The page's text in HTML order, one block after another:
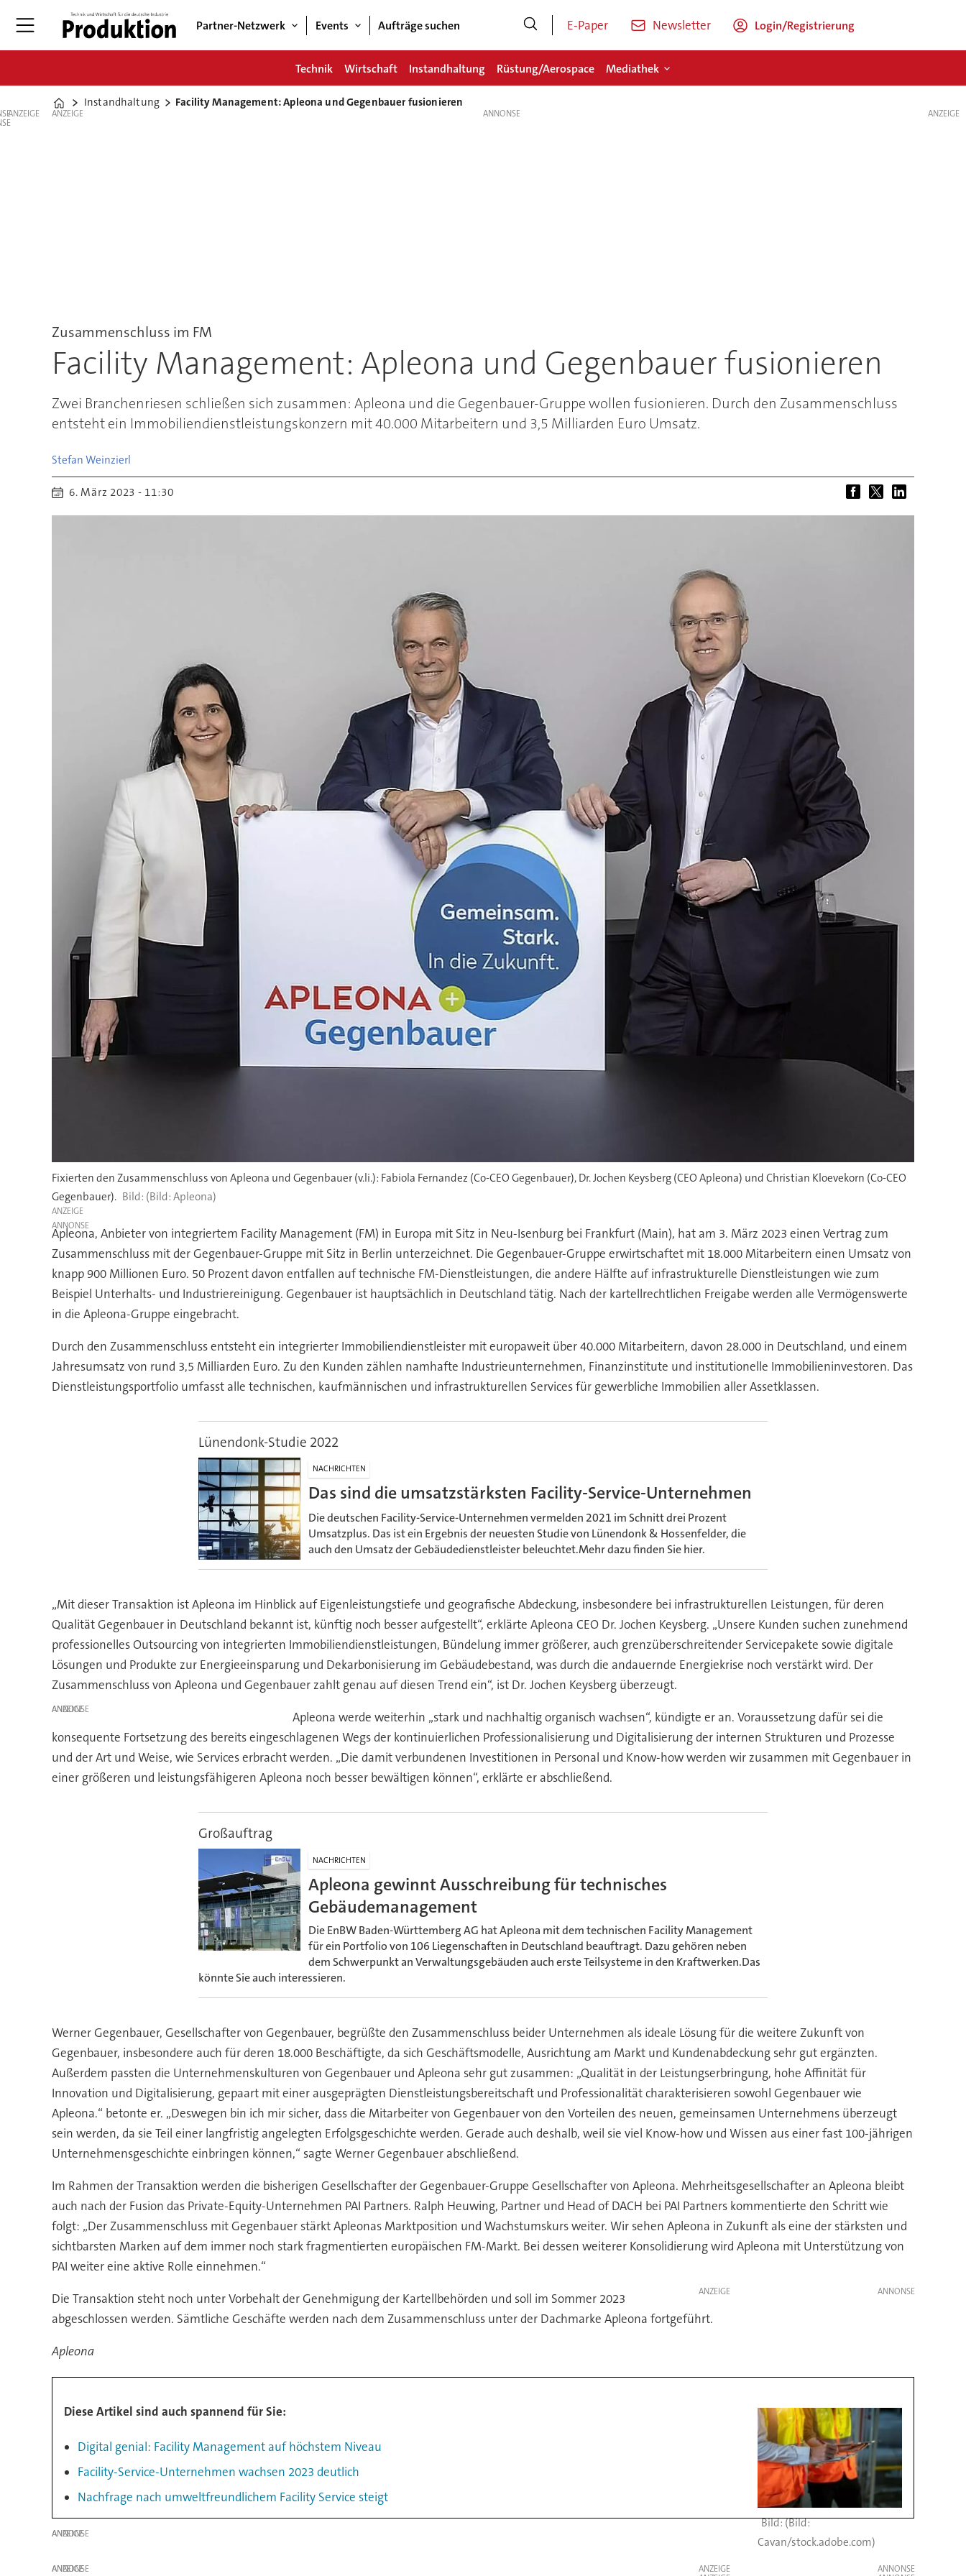
Partner-Netzwerk Events Aufträge suchen E-Paper Newsletter Login/Registrierung
Technik Wirtschaft Instandhaltung Rüstung/Aerospace Mediathek
Home
Instandhaltung Facility Management: Apleona und Gegenbauer fusionieren
ANZEIGE ANZEIGE
Zusammenschluss im FM
Facility Management: Apleona und Gegenbauer fusionieren
Zwei Branchenriesen schließen sich zusammen: Apleona und die Gegenbauer-Gruppe wollen fusionieren. Durch den Zusammenschluss
entsteht ein Immobiliendienstleistungskonzern mit 40.000 Mitarbeitern und 3,5 Milliarden Euro Umsatz.
Stefan Weinzierl
6. März 2023 - 11:30
Fixierten den Zusammenschluss von Apleona und Gegenbauer (v.li.): Fabiola Fernandez (Co-CEO Gegenbauer), Dr. Jochen Keysberg (CEO Apleona) und Christian Kloevekorn (Co-CEO
Gegenbauer).
(Bild: Apleona)
ANZEIGE
Apleona, Anbieter von integriertem Facility Management (FM) in Europa mit Sitz in Neu-Isenburg bei Frankfurt (Main), hat am 3. März 2023 einen Vertrag zum
Zusammenschluss mit der Gegenbauer-Gruppe mit Sitz in Berlin unterzeichnet. Die Gegenbauer-Gruppe erwirtschaftet mit 18.000 Mitarbeitern einen Umsatz von
knapp 900 Millionen Euro. 50 Prozent davon entfallen auf technische FM-Dienstleistungen, die andere Hälfte auf infrastrukturelle Dienstleistungen wie zum
Beispiel Unterhalts- und Industriereinigung. Gegenbauer ist hauptsächlich in Deutschland tätig. Nach der kartellrechtlichen Freigabe werden alle Vermögenswerte
in die Apleona-Gruppe eingebracht.
Durch den Zusammenschluss entsteht ein integrierter Immobiliendienstleister mit europaweit über 40.000 Mitarbeitern, davon 28.000 in Deutschland, und einem
Jahresumsatz von rund 3,5 Milliarden Euro. Zu den Kunden zählen namhafte Industrieunternehmen, Finanzinstitute und institutionelle Immobilieninvestoren. Das
Dienstleistungsportfolio umfasst alle technischen, kaufmännischen und infrastrukturellen Services für gewerbliche Immobilien aller Assetklassen.
Lünendonk-Studie 2022
NACHRICHTEN
Das sind die umsatzstärksten Facility-Service-Unternehmen
Die deutschen Facility-Service-Unternehmen vermelden 2021 im Schnitt drei Prozent
Umsatzplus. Das ist ein Ergebnis der neuesten Studie von Lünendonk & Hossenfelder, die
auch den Umsatz der Gebäudedienstleister beleuchtet.Mehr dazu finden Sie hier.
„Mit dieser Transaktion ist Apleona im Hinblick auf Eigenleistungstiefe und geografische Abdeckung, insbesondere bei infrastrukturellen Leistungen, für deren
Qualität Gegenbauer in Deutschland bekannt ist, künftig noch besser aufgestellt“, erklärte Apleona CEO Dr. Jochen Keysberg. „Unsere Kunden suchen zunehmend
professionelles Outsourcing von integrierten Immobiliendienstleistungen, Bündelung immer größerer, auch grenzüberschreitender Servicepakete sowie digitale
Lösungen und Produkte zur Energieeinsparung und Dekarbonisierung im Gebäudebestand, was durch die andauernde Energiekrise noch verstärkt wird. Der
Zusammenschluss von Apleona und Gegenbauer zahlt genau auf diesen Trend ein“, ist Dr. Jochen Keysberg überzeugt.
ANZEIGE
Apleona werde weiterhin „stark und nachhaltig organisch wachsen“, kündigte er an. Voraussetzung dafür sei die
konsequente Fortsetzung des bereits eingeschlagenen Wegs der kontinuierlichen Professionalisierung und Digitalisierung der internen Strukturen und Prozesse
und der Art und Weise, wie Services erbracht werden. „Die damit verbundenen Investitionen in Personal und Know-how werden wir zusammen mit Gegenbauer in
einer größeren und leistungsfähigeren Apleona noch besser bewältigen können“, erklärte er abschließend.
Großauftrag
NACHRICHTEN
Apleona gewinnt Ausschreibung für technisches
Gebäudemanagement
Die EnBW Baden-Württemberg AG hat Apleona mit dem technischen Facility Management
für ein Portfolio von 106 Liegenschaften in Deutschland beauftragt. Dazu gehören neben
dem Schwerpunkt an Verwaltungsgebäuden auch erste Teilsysteme in den Kraftwerken.Das
könnte Sie auch interessieren.
Werner Gegenbauer, Gesellschafter von Gegenbauer, begrüßte den Zusammenschluss beider Unternehmen als ideale Lösung für die weitere Zukunft von
Gegenbauer, insbesondere auch für deren 18.000 Beschäftigte, da sich Geschäftsmodelle, Ausrichtung am Markt und Kundenabdeckung sehr gut ergänzten.
Außerdem passten die Unternehmenskulturen von Gegenbauer und Apleona sehr gut zusammen: „Qualität in der Leistungserbringung, hohe Affinität für
Innovation und Digitalisierung, gepaart mit einer ausgeprägten Dienstleistungsbereitschaft und Professionalität charakterisieren sowohl Gegenbauer wie
Apleona.“ betonte er. „Deswegen bin ich mir sicher, dass die Mitarbeiter von Gegenbauer von den Vorteilen des neuen, gemeinsamen Unternehmens überzeugt
sein werden, da sie Teil einer langfristig angelegten Erfolgsgeschichte werden. Gerade auch deshalb, weil sie viel Know-how und Wissen aus einer fast 100-jährigen
Unternehmensgeschichte einbringen können,“ sagte Werner Gegenbauer abschließend.
Im Rahmen der Transaktion werden die bisherigen Gesellschafter der Gegenbauer-Gruppe Gesellschafter von Apleona. Mehrheitsgesellschafter an Apleona bleibt
auch nach der Fusion das Private-Equity-Unternehmen PAI Partners. Ralph Heuwing, Partner und Head of DACH bei PAI Partners kommentierte den Schritt wie
folgt: „Der Zusammenschluss mit Gegenbauer stärkt Apleonas Marktposition und Wachstumskurs weiter. Wir sehen Apleona in Zukunft als eine der stärksten und
sichtbarsten Marken auf dem immer noch stark fragmentierten europäischen FM-Markt. Bei dessen weiterer Konsolidierung wird Apleona mit Unterstützung von
PAI weiter eine aktive Rolle einnehmen.“
ANZEIGE
Die Transaktion steht noch unter Vorbehalt der Genehmigung der Kartellbehörden und soll im Sommer 2023
abgeschlossen werden. Sämtliche Geschäfte werden nach dem Zusammenschluss unter der Dachmarke Apleona fortgeführt.
Apleona
(Bild:
Cavan/stock.adobe.com)
Diese Artikel sind auch spannend für Sie:
Digital genial: Facility Management auf höchstem Niveau
Facility-Service-Unternehmen wachsen 2023 deutlich
Nachfrage nach umweltfreundlichem Facility Service steigt
ANZEIGE
ANZEIGE
ANZEIGE
ANZEIGE